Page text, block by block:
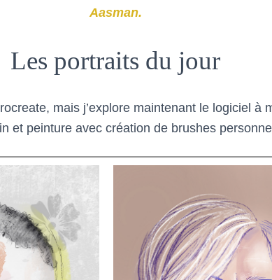
Aasman.
Les portraits du jour
mais j’explore maintenant le logiciel à
et peinture avec création de brushes